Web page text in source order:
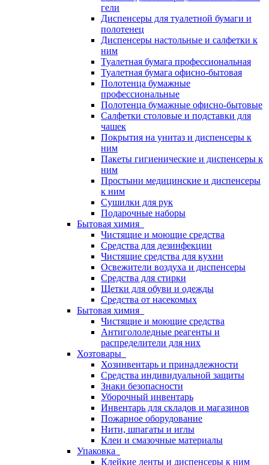
гели
Диспенсеры для туалетной бумаги и
полотенец
Диспенсеры настольные и салфетки к
ним
Туалетная бумага профессиональная
Туалетная бумага офисно-бытовая
Полотенца бумажные
профессиональные
Полотенца бумажные офисно-бытовые
Салфетки столовые и подставки для
чашек
Покрытия на унитаз и диспенсеры к
ним
Пакеты гигиенические и диспенсеры к
ним
Простыни медицинские и диспенсеры
к ним
Сушилки для рук
Подарочные наборы
Бытовая химия
Чистящие и моющие средства
Средства для дезинфекции
Чистящие средства для кухни
Освежители воздуха и диспенсеры
Средства для стирки
Щетки для обуви и одежды
Средства от насекомых
Бытовая химия
Чистящие и моющие средства
Антигололедные реагенты и
распределители для них
Хозтовары
Хозинвентарь и принадлежности
Средства индивидуальной защиты
Знаки безопасности
Уборочный инвентарь
Инвентарь для складов и магазинов
Пожарное оборудование
Нити, шпагаты и иглы
Клеи и смазочные материалы
Упаковка
Клейкие ленты и диспенсеры к ним